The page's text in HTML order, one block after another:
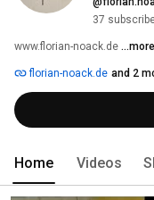
37
www.florian-noack.de ...more
florian-noack.de and 2
Home Videos